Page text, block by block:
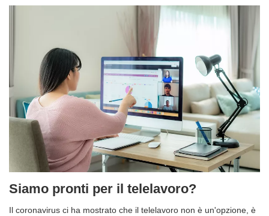
Siamo pronti per il telelavoro?
Il coronavirus ci ha mostrato che il telelavoro non è un'opzione, è